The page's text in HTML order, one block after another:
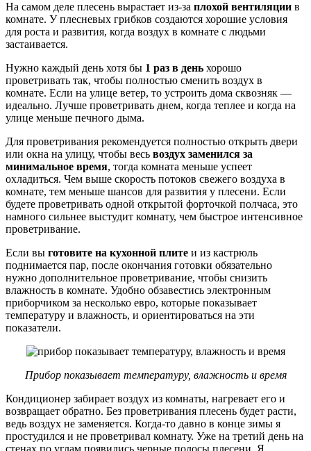
На самом деле плесень вырастает из-за плохой вентиляции в
комнате. У плесневых грибков создаются хорошие условия
для роста и развития, когда воздух в комнате с людьми
застаивается.
Нужно каждый день хотя бы 1 раз в день хорошо
проветривать так, чтобы полностью сменить воздух в
комнате. Если на улице ветер, то устроить дома сквозняк —
идеально. Лучше проветривать днем, когда теплее и когда на
улице меньше печного дыма.
Для проветривания рекомендуется полностью открыть двери
или окна на улицу, чтобы весь воздух заменился за
минимальное время, тогда комната меньше успеет
охладиться. Чем выше скорость потоков свежего воздуха в
комнате, тем меньше шансов для развития у плесени. Если
будете проветривать одной открытой форточкой полчаса, это
намного сильнее выстудит комнату, чем быстрое интенсивное
проветривание.
Если вы готовите на кухонной плите и из кастрюль
поднимается пар, после окончания готовки обязательно
нужно дополнительное проветривание, чтобы снизить
влажность в комнате. Удобно обзавестись электронным
приборчиком за несколько евро, которые показывает
температуру и влажность, и ориентироваться на эти
показатели.
Прибор показывает температуру, влажность и время
Кондиционер забирает воздух из комнаты, нагревает его и
возвращает обратно. Без проветривания плесень будет расти,
ведь воздух не заменяется. Когда-то давно в конце зимы я
простудился и не проветривал комнату. Уже на третий день на
стенах по углам появились черные полосы плесени. Я